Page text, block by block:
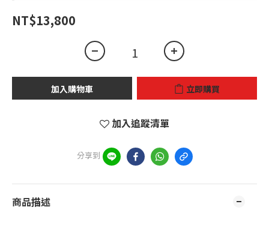
NT$13,800
加入購物車 立即購買
加入追蹤清單
分享到
商品描述